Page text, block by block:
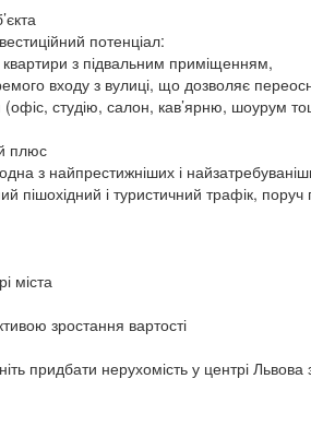
потенціал:
з підвальним приміщенням,
входу з вулиці, що дозволяє
(офіс, студію, салон, кав’ярню, шоурум
плюс
з найпрестижніших і
пішохідний і туристичний трафік, поруч
міста
зростання вартості
придбати нерухомість у центрі